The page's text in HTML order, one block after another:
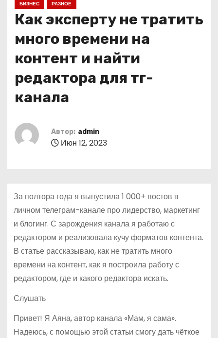
БИЗНЕС РАЗНОЕ
Как эксперту не тратить
много времени на
контент и найти
редактора для тг-
канала
Автор: admin
Июн 12, 2023
За полтора года я выпустила 1 000+ постов в
личном телеграм-канале про лидерство, маркетинг
и блогинг. С зарождения канала я работаю с
редактором и реализовала кучу форматов контента.
В статье рассказываю, как не тратить много
времени на контент, как я построила работу с
редактором, где и какого редактора искать.
Слушать
Привет! Я Аяна, автор канала «Мам, я сама».
Надеюсь, с помощью этой статьи смогу дать чёткое